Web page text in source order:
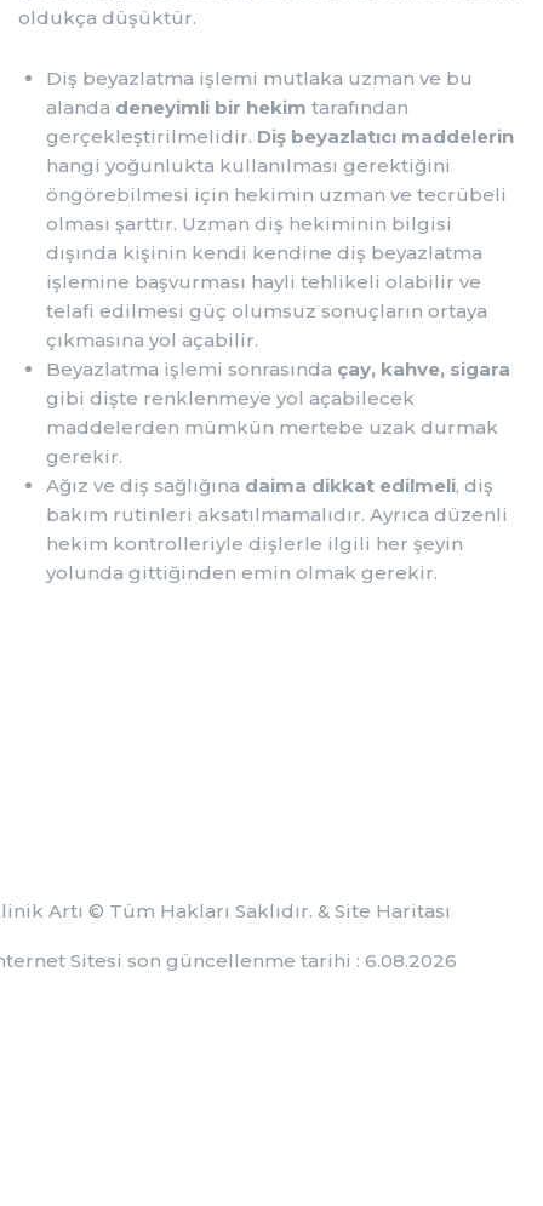
oldukça düşüktür.
Diş beyazlatma işlemi mutlaka uzman ve bu
alanda deneyimli bir hekim tarafından
gerçekleştirilmelidir. Diş beyazlatıcı maddelerin
hangi yoğunlukta kullanılması gerektiğini
öngörebilmesi için hekimin uzman ve tecrübeli
olması şarttır. Uzman diş hekiminin bilgisi
dışında kişinin kendi kendine diş beyazlatma
işlemine başvurması hayli tehlikeli olabilir ve
telafi edilmesi güç olumsuz sonuçların ortaya
çıkmasına yol açabilir.
Beyazlatma işlemi sonrasında çay, kahve, sigara
gibi dişte renklenmeye yol açabilecek
maddelerden mümkün mertebe uzak durmak
gerekir.
Ağız ve diş sağlığına daima dikkat edilmeli, diş
bakım rutinleri aksatılmamalıdır. Ayrıca düzenli
hekim kontrolleriyle dişlerle ilgili her şeyin
yolunda gittiğinden emin olmak gerekir.
Artı © Tüm Hakları Saklıdır. & Site Haritası
Sitesi son güncellenme tarihi : 6.08.2026